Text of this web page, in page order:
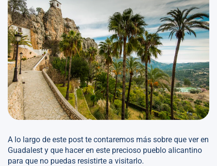
A lo largo de este post te contaremos más sobre que ver en
Guadalest y que hacer en este precioso pueblo alicantino
para que no puedas resistirte a visitarlo.